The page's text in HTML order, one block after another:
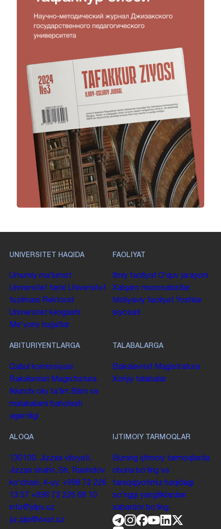
UNIVERSITET HAQIDA
Umumiy maʼlumot
Universitet tarixi Universitet
tuzilmasi
Rektorat
Universitet kengashi
Me'yoriy hujjatlar
FAOLIYAT
Ilmiy faoliyat Oʻquv jarayoni
Xalqaro munosabatlar
Moliyaviy faoliyat Yoshlar
siyosati
ABITURIYENTLARGA
Qabul komissiyasi
Bakalavriat Magistratura
Ikkinchi oliy taʼlim Bilim va
malakalarni baholash
agentligi
TALABALARGA
Bakalavriat Magistratura
Xorijiy talabalar
ALOQA
130100. Jizzax viloyati,
Jizzax shahri, Sh. Rashidov
koʻchasi, 4-uy. +998 72 226
13 57 +998 72 226 68 10
info@jdpu.uz
jiz.jdpi@exat.uz
IJTIMOIY TARMOQLAR
Bizning ijtimoiy tarmoqlarda
obuna boʻling va
taraqqiyotimiz haqidagi
soʻnggi yangiliklardan
xabardor boʻling.